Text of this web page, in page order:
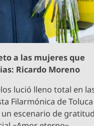
a las mujeres que
Ricardo Moreno
lució lleno total en
Filarmónica de Toluca
escenario de